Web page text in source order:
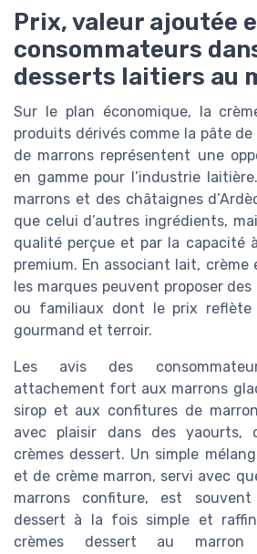
Prix, valeur ajoutée
consommateurs
desserts laitiers au
Sur le plan économique, la
produits dérivés comme la pâte
de marrons représentent une
en gamme pour l’industrie
marrons et des châtaignes
que celui d’autres ingrédients,
qualité perçue et par la capacité
premium. En associant lait, crème
les marques peuvent proposer
ou familiaux dont le prix reflète
gourmand et terroir.
Les avis des
attachement fort aux marrons
sirop et aux confitures de
avec plaisir dans des yaourts,
crèmes dessert. Un simple
et de crème marron, servi avec
marrons confiture, est
dessert à la fois simple et
crèmes dessert au marron